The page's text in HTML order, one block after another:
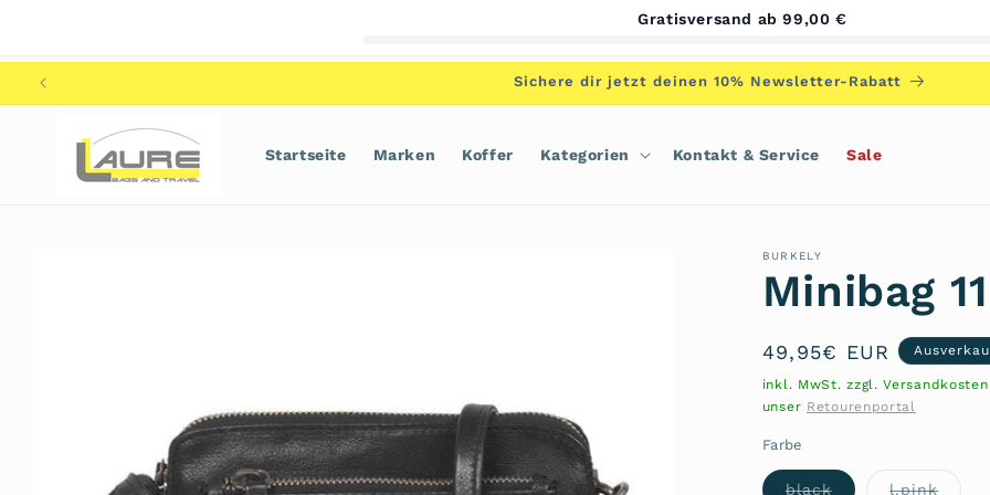
Sichere dir jetzt deinen 10% Newsletter-Rabatt
Startseite Marken Koffer Kategorien Kontakt & Service Sale
BURKELY
Minibag
Normaler
Preis
49,95€ EUR
inkl. MwSt. zzgl.
unser Retourenportal
Farbe
blackVariantel.pink
Gratisversand ab 99,00 €